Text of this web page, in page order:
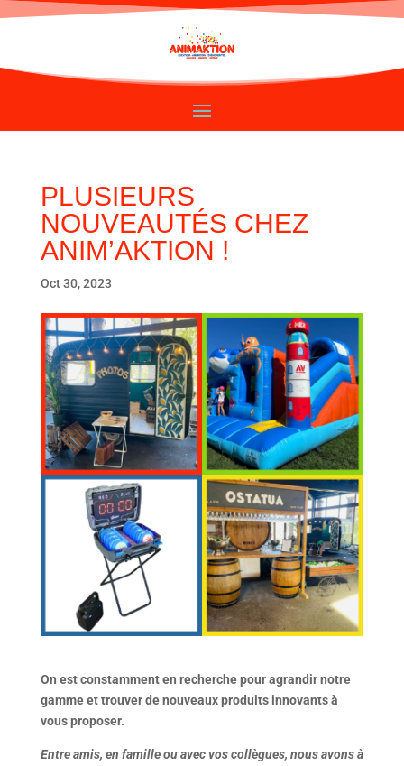
PLUSIEURS
NOUVEAUTÉS CHEZ
ANIM’AKTION !
Oct 30, 2023
On est constamment en recherche pour agrandir notre
gamme et trouver de nouveaux produits innovants à
vous proposer.
Entre amis, en famille ou avec vos collègues, nous avons à